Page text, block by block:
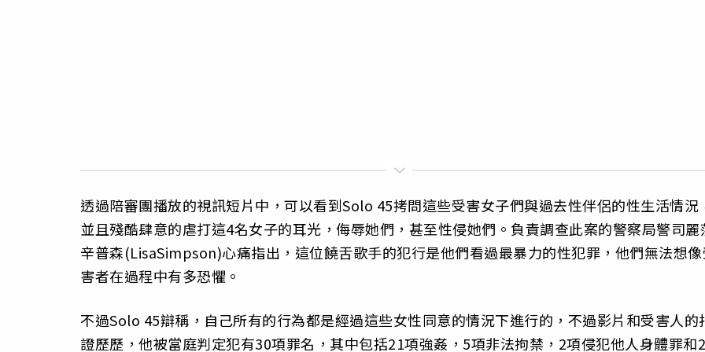
透過陪審團播放的視訊短片中，可以看到Solo 45拷問這些受害女子們與過去性伴侶的性生活情況
並且殘酷肆意的虐打這4名女子的耳光，侮辱她們，甚至性侵她們。負責調查此案的警察局警司麗
辛普森(LisaSimpson)心痛指出，這位饒舌歌手的犯行是他們看過最暴力的性犯罪，他們無法想
害者在過程中有多恐懼。
不過Solo 45辯稱，自己所有的行為都是經過這些女性同意的情況下進行的，不過影片和受害人的
證歷歷，他被當庭判定犯有30項罪名，其中包括21項強姦，5項非法拘禁，2項侵犯他人身體罪和2